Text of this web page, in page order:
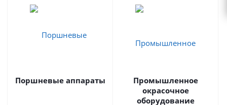
Поршневые аппараты
Промышленное
окрасочное
оборудование